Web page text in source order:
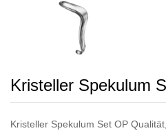
Kristeller Spekulum
Kristeller Spekulum Set OP